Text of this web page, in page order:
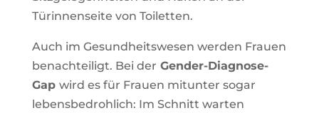
Türinnenseite von Toiletten.
Auch im Gesundheitswesen werden Frauen
benachteiligt. Bei der Gender-Diagnose-
Gap wird es für Frauen mitunter sogar
lebensbedrohlich: Im Schnitt warten